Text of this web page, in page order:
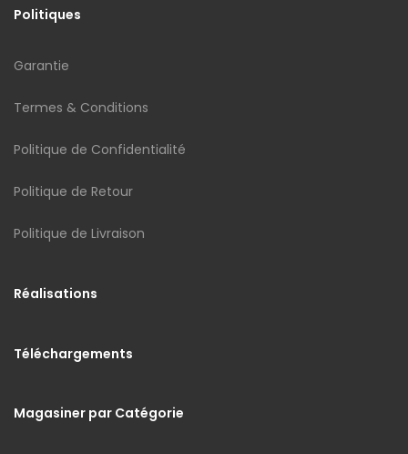
Politiques
Garantie
Termes & Conditions
Politique de Confidentialité
Politique de Retour
Politique de Livraison
Réalisations
Téléchargements
Magasiner par Catégorie